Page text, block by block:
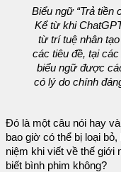
Biểu ngữ “Trả tiền
Kể từ khi
từ trí tuệ nhân
các tiêu đề, tại
biểu ngữ được
có lý do chính
Đó là một câu nói hay
bao giờ có thể bị loại
niệm khi viết về thế giới
biết bình phim không?